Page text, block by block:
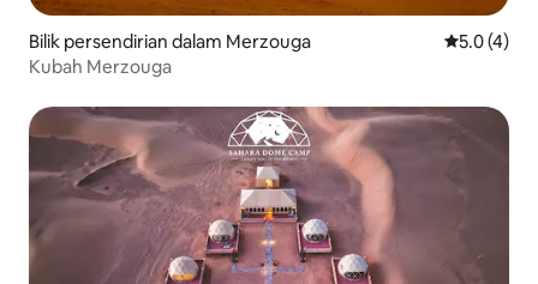
Bilik persendirian dalam Merzouga Penarafan
5.0 (4)
Kubah Merzouga